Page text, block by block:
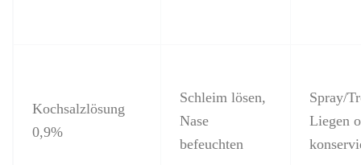
Kochsalzlösung
0,9%
Schleim lösen,
Nase
befeuchten
Spray/
Liegen